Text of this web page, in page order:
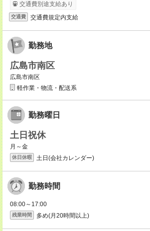
交通費別途支給あり
交通費 交通費規定内支給
勤務地
広島市南区
広島市南区
軽作業・物流・配送系
勤務曜日
土日祝休
月～金
休日休暇 土日(会社カレンダー)
勤務時間
08:00～17:00
残業時間 多め(月20時間以上)